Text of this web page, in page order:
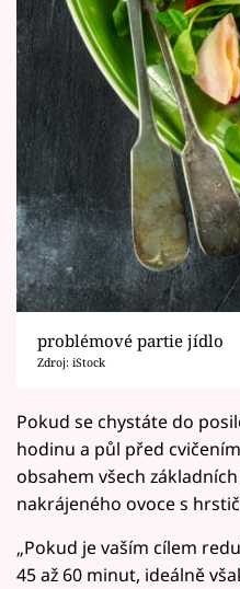
problémové partie jídlo
Zdroj: iStock
Pokud se chystáte do
hodinu a půl před
obsahem všech
nakrájeného ovoce s
„Pokud je vaším cílem
45 až 60 minut, ideálně